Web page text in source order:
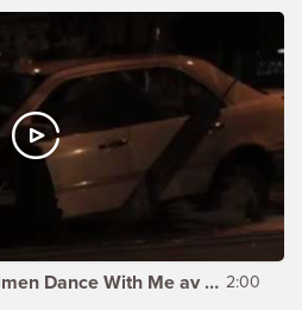
Pilotsekvens till spelfilmen Dance With Me av Michael Appeltoft 2:00